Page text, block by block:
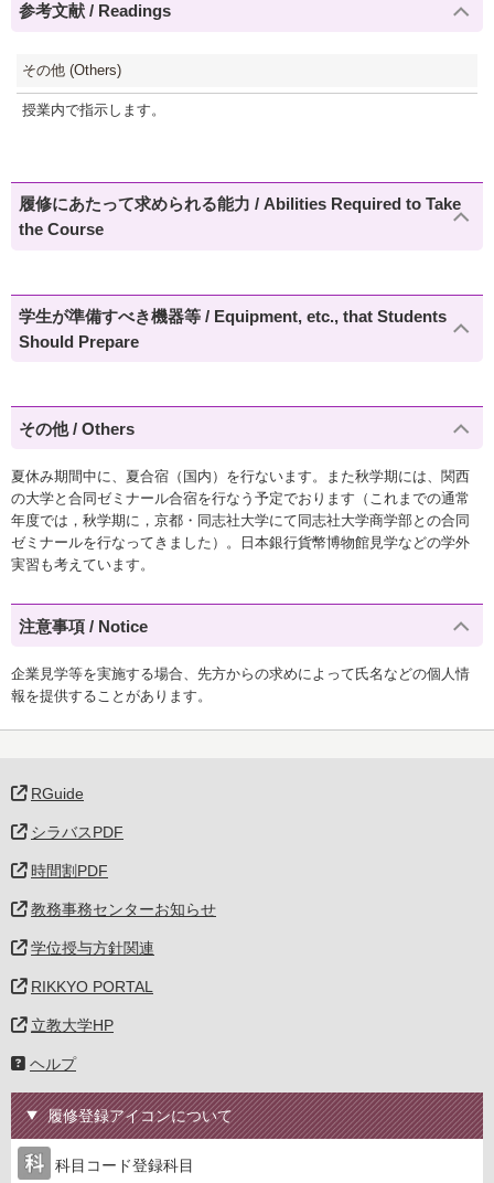
参考文献 / Readings
その他 (Others)
授業内で指示します。
履修にあたって求められる能力 / Abilities Required to Take
the Course
学生が準備すべき機器等 / Equipment, etc., that Students
Should Prepare
その他 / Others
夏休み期間中に、夏合宿（国内）を行ないます。また秋学期には、関西
の大学と合同ゼミナール合宿を行なう予定でおります（これまでの通常
年度では，秋学期に，京都・同志社大学にて同志社大学商学部との合同
ゼミナールを行なってきました）。日本銀行貨幣博物館見学などの学外
実習も考えています。
注意事項 / Notice
企業見学等を実施する場合、先方からの求めによって氏名などの個人情
報を提供することがあります。
RGuide
シラバスPDF
時間割PDF
教務事務センターお知らせ
学位授与方針関連
RIKKYO PORTAL
立教大学HP
ヘルプ
履修登録アイコンについて
科目コード登録科目